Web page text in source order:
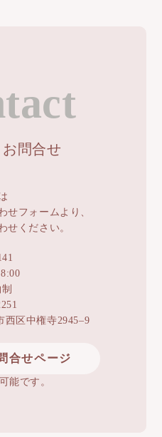
問合せ
せフォームより、
せください。
西区中権寺2945–9
合せページ
能です。